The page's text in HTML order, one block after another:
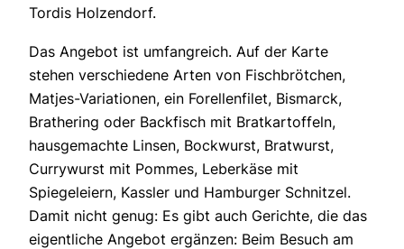
Tordis Holzendorf.
Das Angebot ist umfangreich. Auf der Karte
stehen verschiedene Arten von Fischbrötchen,
Matjes-Variationen, ein Forellenfilet, Bismarck,
Brathering oder Backfisch mit Bratkartoffeln,
hausgemachte Linsen, Bockwurst, Bratwurst,
Currywurst mit Pommes, Leberkäse mit
Spiegeleiern, Kassler und Hamburger Schnitzel.
Damit nicht genug: Es gibt auch Gerichte, die das
eigentliche Angebot ergänzen: Beim Besuch am